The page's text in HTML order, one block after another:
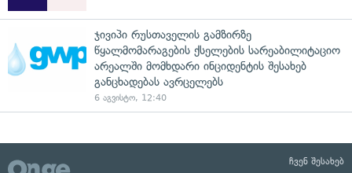
ჯივიპი რუსთაველის გამზირზე
წყალმომარაგების ქსელების სარეაბილიტაციო
არეალში მომხდარი ინციდენტის შესახებ
განცხადებას ავრცელებს
6 აგვისტო, 12:40
ჩვენ შესახებ